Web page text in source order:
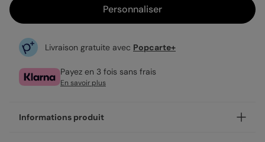
Personnaliser
Livraison gratuite avec Popcarte+
Payez en 3 fois sans frais
En savoir plus
Informations produit